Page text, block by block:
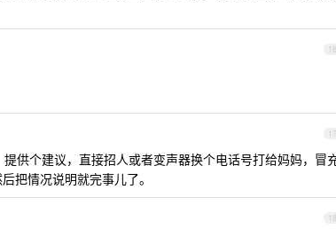
16
17
供个建议，直接招人或者变声器换个电话号打给妈妈，冒
把情况说明就完事儿了。
18